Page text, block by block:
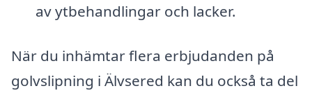
av ytbehandlingar och lacker.
När du inhämtar flera erbjudanden på
golvslipning i Älvsered kan du också ta del